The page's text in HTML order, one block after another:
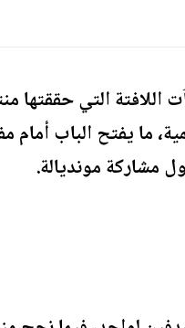
سلسلة من المفاجآت اللافتة
ما يفتح الباب
مشاركة مونديالة.